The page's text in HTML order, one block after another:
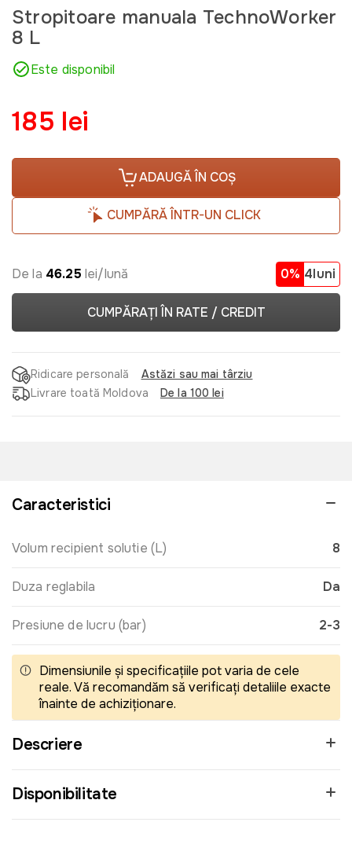
Stropitoare manuala TechnoWorker
8 L
Este disponibil
185 lei
ADAUGĂ ÎN COȘ
CUMPĂRĂ ÎNTR-UN CLICK
De la 46.25 lei/lună 0% 4luni
CUMPĂRAȚI ÎN RATE / CREDIT
Ridicare personală
Astăzi sau mai târziu
Livrare toată Moldova
De la 100 lei
Caracteristici
Volum recipient solutie (L) 8
Duza reglabila Da
Presiune de lucru (bar) 2-3
Dimensiunile și specificațiile pot varia de cele
reale. Vă recomandăm să verificați detaliile exacte
înainte de achiziționare.
Descriere
Disponibilitate